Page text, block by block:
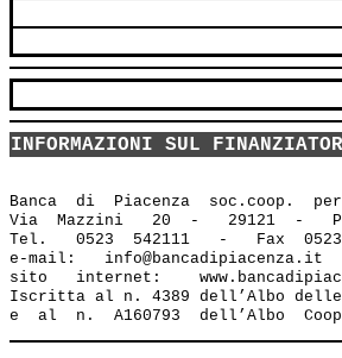
INFORMAZIONI SUL
Banca  di  Piacenza  soc.coop.
Via  Mazzini   20  -   29121  -
Tel.   0523  542111   -   Fax  0523
e-mail:   info@bancadipiacenza.it
sito   internet:
Iscritta al n. 4389 dell’Albo delle